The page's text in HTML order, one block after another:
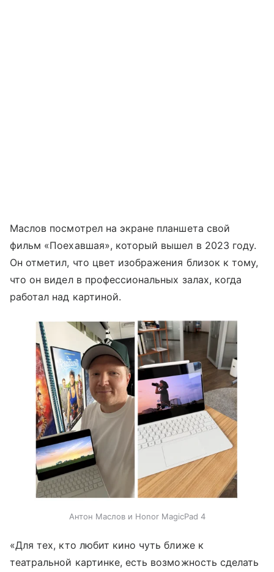
Маслов посмотрел на экране планшета свой
фильм «Поехавшая», который вышел в 2023 году.
Он отметил, что цвет изображения близок к тому,
что он видел в профессиональных залах, когда
работал над картиной.
Антон Маслов и Honor MagicPad 4
«Для тех, кто любит кино чуть ближе к
театральной картинке, есть возможность сделать